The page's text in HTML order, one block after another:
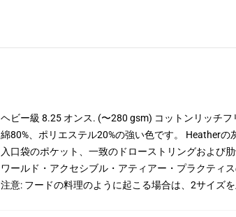
ヘビー級 8.25 オンス. (〜280 gsm) コットンリッチフ
綿80%、ポリエステル20%の強い色です。 Heather
入口袋のポケット、一致のドローストリングおよび
ワールド・アクセシブル・アティアー・プラクティ
注意: フードの料理のように起こる場合は、2サイズを